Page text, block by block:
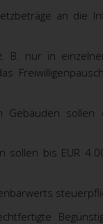
an die
B. nur in
Gebäuden sollen
sollen bis EUR